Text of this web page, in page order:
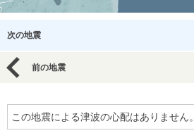
次の地震
前の地震
この地震による津波の心配はありません。